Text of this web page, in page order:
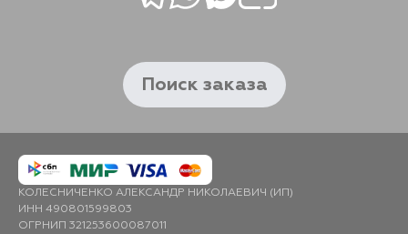
Поиск заказа
КОЛЕСНИЧЕНКО АЛЕКСАНДР НИКОЛАЕВИЧ (ИП)
ИНН 490801599803
ОГРНИП 321253600087011